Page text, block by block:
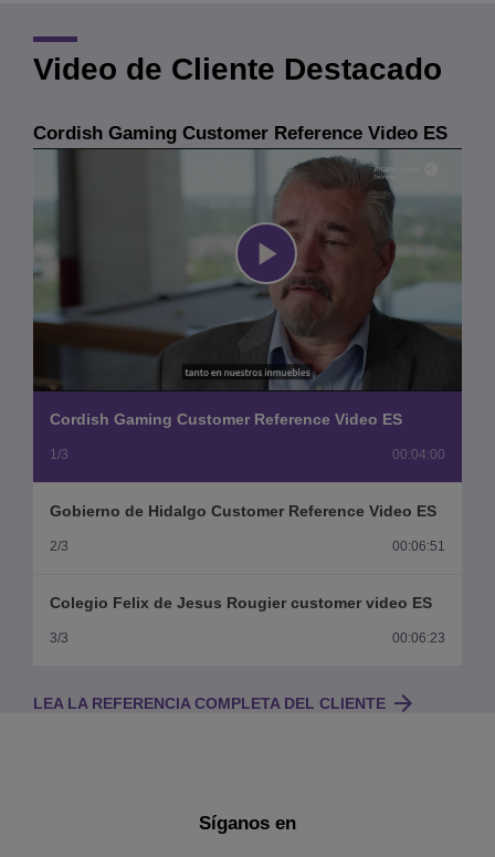
Video de Cliente Destacado
Cordish Gaming Customer Reference Video ES
1/3 00:04:00
Gobierno de Hidalgo Customer Reference Video ES
2/3 00:06:51
Colegio Felix de Jesus Rougier customer video ES
3/3 00:06:23
Cordish Gaming Customer Reference Video ES
Play
Video
LEA LA REFERENCIA COMPLETA DEL CLIENTE
Síganos en